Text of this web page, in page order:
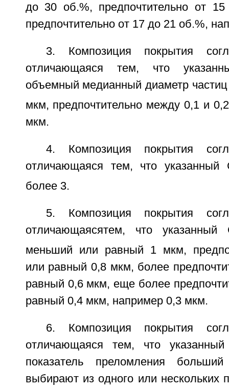
до 30 об.%, предпочтительно от
предпочтительно от 17 до 21 об.%,
3. Композиция покрытия
отличающаяся тем, что
объемный медианный диаметр
мкм, предпочтительно между 0,1 и
мкм.
4. Композиция покрытия
отличающаяся тем, что
более 3.
5. Композиция покрытия
отличающаясятем, что
меньший или равный 1 мкм,
или равный 0,8 мкм, более
равный 0,6 мкм, еще более
равный 0,4 мкм, например 0,3 мкм.
6. Композиция покрытия
отличающаяся тем, что
показатель преломления
выбирают из одного или нескольких